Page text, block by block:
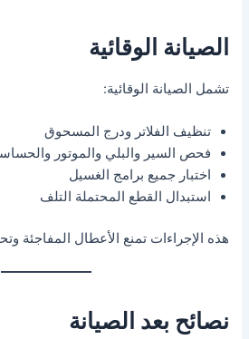
الصيانة الوقائية
تشمل الصيانة الوقائية:
تنظيف الفلاتر ودرج المسحوق
فحص السير والبلي والموتور
اختبار جميع برامج الغسيل
استبدال القطع المحتملة التلف
هذه الإجراءات تمنع الأعطال المفاجئة
نصائح بعد الصيانة